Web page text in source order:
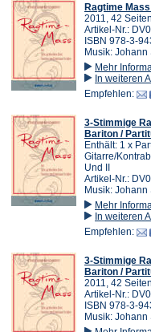
Ragtime
2011, 42
Artikel-Nr.:
ISBN 978-3-
Musik:
Mehr
In weiteren
Empfehlen:
3-Stimmige
Bariton /
Enthält: 1 x
Gitarre/
Und II
Artikel-Nr.:
Musik:
Mehr
In weiteren
Empfehlen:
3-Stimmige
Bariton /
2011, 42
Artikel-Nr.:
ISBN 978-3-
Musik: